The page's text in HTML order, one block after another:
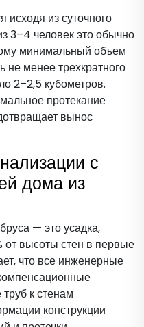
исходя из суточного
3–4 человек это обычно
минимальный объем
не менее трехкратного
2–2,5 кубометров.
протекание
вынос
с
дома из
— это усадка,
от высоты стен в первые
что все инженерные
к стенам
конструкции